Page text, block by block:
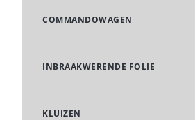
COMMANDOWAGEN
INBRAAKWERENDE FOLIE
KLUIZEN